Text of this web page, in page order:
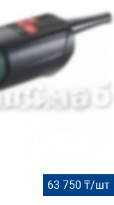
63 750 ₸/шт